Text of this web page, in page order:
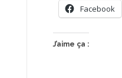
Facebook
J’aime ça :